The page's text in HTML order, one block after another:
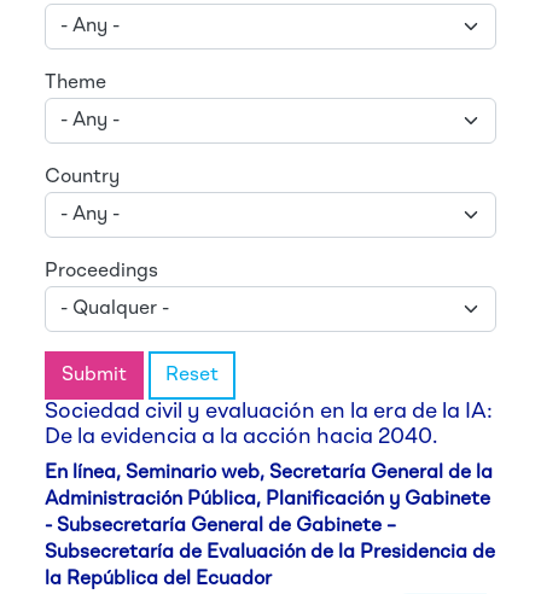
Theme
Country
Proceedings
Submit Reset
Sociedad civil y evaluación en la era de la IA:
De la evidencia a la acción hacia 2040.
En línea, Seminario web, Secretaría General de la
Administración Pública, Planificación y Gabinete
- Subsecretaría General de Gabinete –
Subsecretaría de Evaluación de la Presidencia de
la República del Ecuador